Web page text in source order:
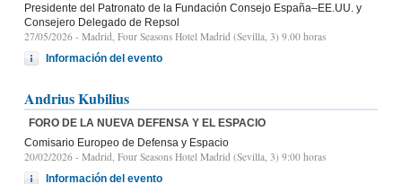
Presidente del Patronato de la Fundación Consejo España–EE.UU. y
Consejero Delegado de Repsol
27/05/2026 - Madrid, Four Seasons Hotel Madrid (Sevilla, 3) 9.00 horas
Información del evento
Andrius Kubilius
FORO DE LA NUEVA DEFENSA Y EL ESPACIO
Comisario Europeo de Defensa y Espacio
20/02/2026 - Madrid, Four Seasons Hotel Madrid (Sevilla, 3) 9:00 horas
Información del evento